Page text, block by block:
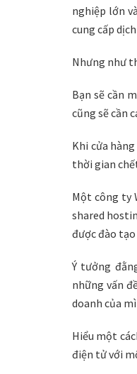
nghiệp lớn
cung cấp
Nhưng như
Bạn sẽ cần
cũng sẽ cần
Khi cửa
thời gian
Một công ty
shared
được đào
Ý tưởng
những vấn
doanh của
Hiểu một
điện tử với